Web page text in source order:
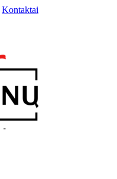
Kontaktai